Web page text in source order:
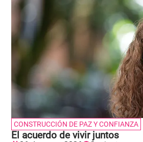
CONSTRUCCIÓN DE PAZ Y CONFIANZA
El acuerdo de vivir juntos